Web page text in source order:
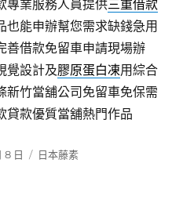
專業服務人員提供三重借款
也能申辦幫您需求缺錢急用
善借款免留車申請現場辦
覺設計及膠原蛋白凍用綜合
新竹當舖公司免留車免保需
貸款優質當舖熱門作品
8 日
分
日本藤素